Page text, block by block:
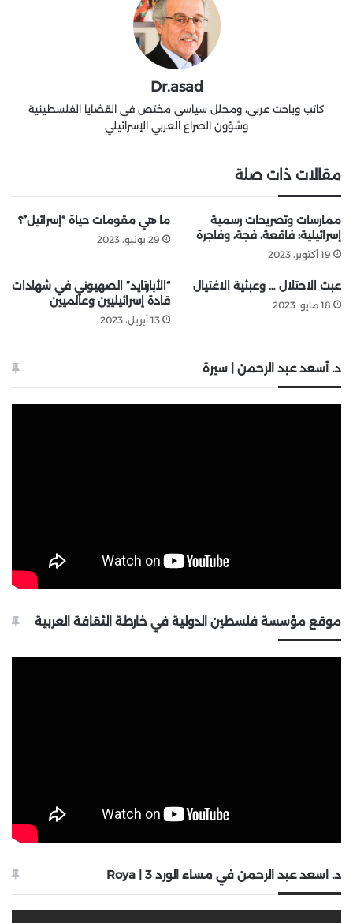
Dr.asad
كاتب وباحث عربي، ومحلل سياسي مختص في القضايا الفلسطينية
وشؤون الصراع العربي الإسرائيلي
مقالات ذات صلة
ممارسات وتصريحات رسمية
إسرائيلية: فاقعة، فجة، وفاجرة
19 أكتوبر، 2023
ما هي مقومات حياة “إسرائيل”؟
29 يونيو، 2023
عبث الاحتلال … وعبثية الاغتيال
18 مايو، 2023
“الأبارتايد” الصهيوني في شهادات
قادة إسرائيليين وعالميين
13 أبريل، 2023
د. أسعد عبد الرحمن | سيرة
موقع مؤسسة فلسطين الدولية في خارطة الثقافة العربية
د. اسعد عبد الرحمن في مساء الورد 3 | Roya